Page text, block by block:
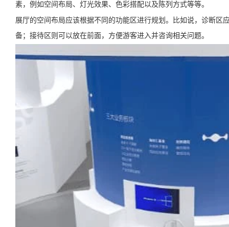
素，例如空间布局、灯光效果、色彩搭配以及陈列方式等等。
展厅的空间布局应该根据不同的功能区进行规划。比如说，诊断
备；接待区则可以放在前面，方便游客进入并咨询相关问题。